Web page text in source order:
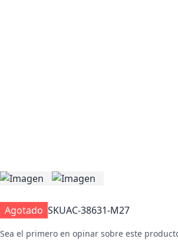
Agotado SKUAC-38631-M27
Sea el primero en opinar sobre este